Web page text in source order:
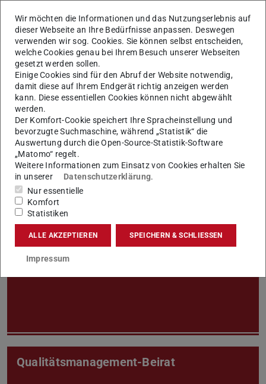
Beiräte und Kommissionen an der
TU Darmstadt
Beirat zur Forschungsorientierten
Gleichstellung
Wissenschaftlicher Rat
Qualitätsmanagement-Beirat
Wir möchten die Informationen und das Nutzungserlebnis auf
dieser Webseite an Ihre Bedürfnisse anpassen. Deswegen
verwenden wir sog. Cookies. Sie können selbst entscheiden,
welche Cookies genau bei Ihrem Besuch unserer Webseiten
gesetzt werden sollen.
Einige Cookies sind für den Abruf der Website notwendig,
damit diese auf Ihrem Endgerät richtig anzeigen werden
kann. Diese essentiellen Cookies können nicht abgewählt
werden.
Der Komfort-Cookie speichert Ihre Spracheinstellung und
bevorzugte Suchmaschine, während „Statistik“ die
Auswertung durch die Open-Source-Statistik-Software
„Matomo“ regelt.
Weitere Informationen zum Einsatz von Cookies erhalten Sie
in unserer
Datenschutzerklärung.
Nur essentielle
Komfort
Statistiken
ALLE AKZEPTIEREN SPEICHERN & SCHLIESSEN
Impressum